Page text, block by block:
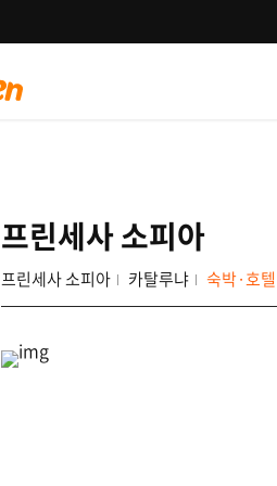
프린세사 소피아
프린세사 소피아 카탈루냐 숙박·호텔